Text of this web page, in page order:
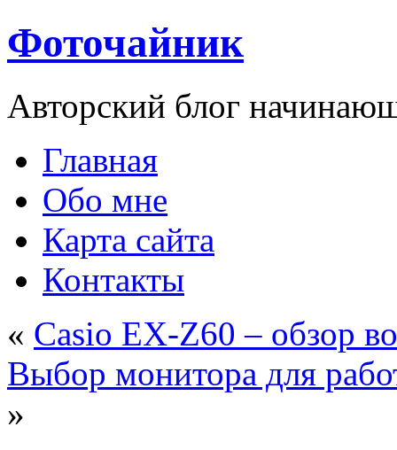
Фоточайник
Авторский блог
Главная
Обо мне
Карта сайта
Контакты
« Casio EX-Z60 – обзор
Выбор монитора для
»